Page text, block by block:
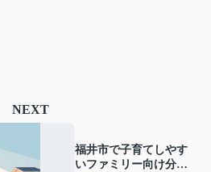
NEXT
福井市で子育てしやす
いファミリー向け分譲